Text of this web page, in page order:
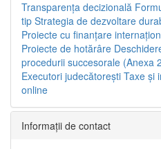
Transparenţa decizională
tip Strategia de dezvoltare
Proiecte cu finanţare
Proiecte de hotărâre
procedurii succesorale (Anexa
Executori judecătorești Taxe şi
online
Informaţii de contact